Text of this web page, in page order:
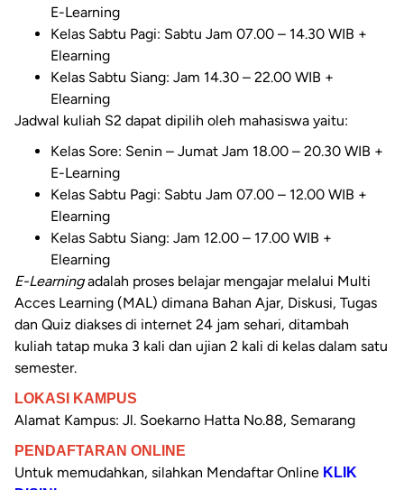
E-Learning
Kelas Sabtu Pagi: Sabtu Jam 07.00 – 14.30 WIB +
Elearning
Kelas Sabtu Siang: Jam 14.30 – 22.00 WIB +
Elearning
Jadwal kuliah S2 dapat dipilih oleh mahasiswa yaitu:
Kelas Sore: Senin – Jumat Jam 18.00 – 20.30 WIB +
E-Learning
Kelas Sabtu Pagi: Sabtu Jam 07.00 – 12.00 WIB +
Elearning
Kelas Sabtu Siang: Jam 12.00 – 17.00 WIB +
Elearning
E-Learningadalah proses belajar mengajar melalui Multi
Acces Learning (MAL) dimana Bahan Ajar, Diskusi, Tugas
dan Quiz diakses di internet 24 jam sehari, ditambah
kuliah tatap muka 3 kali dan ujian 2 kali di kelas dalam satu
semester.
LOKASI KAMPUS
Alamat Kampus: Jl. Soekarno Hatta No.88, Semarang
PENDAFTARAN ONLINE
Untuk memudahkan, silahkan Mendaftar Online KLIK